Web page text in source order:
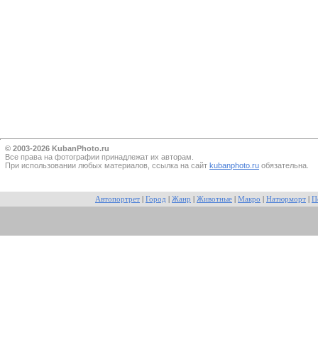
© 2003-2026 KubanPhoto.ru
Все прaва на фотографии принадлежат их авторам.
При использовании любых материалов, ссылка на сайт kubanphoto.ru обязательна.
Автопортрет Город Жанр Животные Макро Натюрморт